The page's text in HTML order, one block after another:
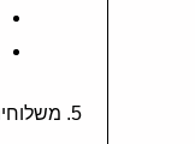
5. משלוחים לכל הארץ ושירות אנושי